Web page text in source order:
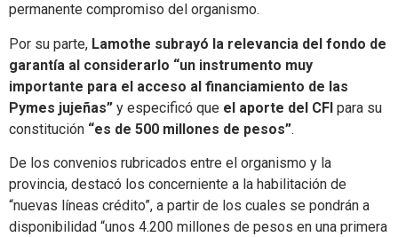
permanente compromiso del organismo.
Por su parte, Lamothe subrayó la relevancia del fondo de
garantía al considerarlo “un instrumento muy
importante para el acceso al financiamiento de las
Pymes jujeñas” y especificó que el aporte del CFI para su
constitución “es de 500 millones de pesos”.
De los convenios rubricados entre el organismo y la
provincia, destacó los concerniente a la habilitación de
“nuevas líneas crédito”, a partir de los cuales se pondrán a
disponibilidad “unos 4.200 millones de pesos en una primera